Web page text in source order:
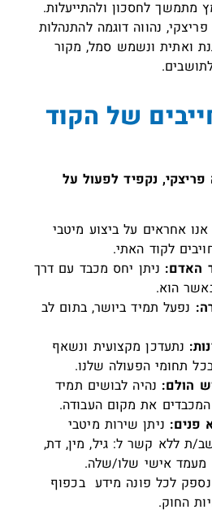
מתמשך לחסכון ולהתייעלות.
פריצקי, נהווה דוגמה להתנהלות
ואתית ונשמש סמל, מקור
של הקוד
פריצקי, נקפיד לפעול על
אנו אחראים על ביצוע מיטבי
לקוד האתי.
האדם: ניתן יחס מכבד עם דרך
הוא.
נפעל תמיד ביושר, בתום לב
נתעדכן מקצועית ונשאף
תחומי הפעולה שלנו.
הולם: נהיה לבושים תמיד
המכבדים את מקום העבודה.
פנים: ניתן שירות מיטבי
ת ללא קשר ל: גיל, מין, דת,
מעמד אישי שלו/שלה.
נספק לכל פונה מידע בכפוף
החוק.